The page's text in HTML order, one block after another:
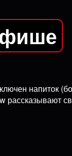
напиток
рассказывают